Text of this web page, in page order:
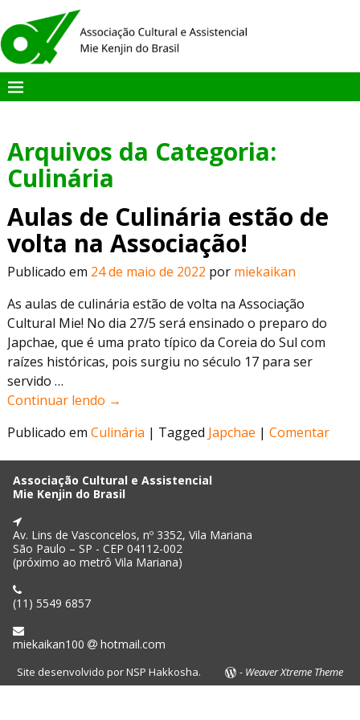
Arquivos da Categoria:
Culinária
Aulas de Culinária estão de
volta na Associação!
Publicado em 24 de maio de 2022 por miekaikan
As aulas de culinária estão de volta na Associação
Cultural Mie! No dia 27/5 será ensinado o preparo do
Japchae, que é uma prato típico da Coreia do Sul com
raízes históricas, pois surgiu no século 17 para ser
servido …
Continuar lendo →
Publicado em Culinária | Tagged Japchae | Comentar
Associação Cultural e Assistencial
Mie Kenjin do Brasil
Av. Lins de Vasconcelos, nº 3352, Vila Mariana
São Paulo – SP - CEP 04112-002
(próximo ao metrô Vila Mariana)
(11) 5549 6857
miekaikan100 hotmail.com
Site desenvolvido porNSP Hakkosha. - Weaver Xtreme Theme